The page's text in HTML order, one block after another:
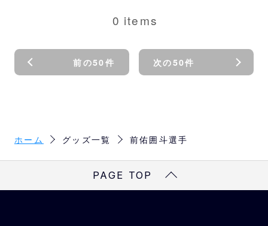
0 items
前の50件 次の50件
ホーム グッズ一覧 前佑囲斗選手
PAGE TOP